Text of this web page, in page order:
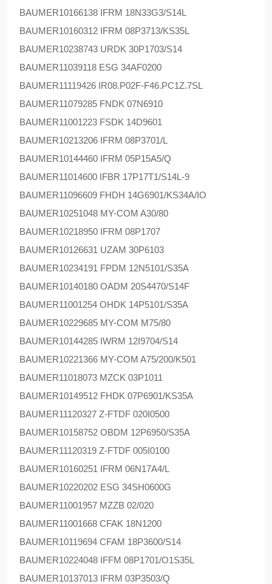
BAUMER10166138 IFRM 18N33G3/S14L
BAUMER10160312 IFRM 08P3713/KS35L
BAUMER10238743 URDK 30P1703/S14
BAUMER11039118 ESG 34AF0200
BAUMER11119426 IR08.P02F-F46.PC1Z.7SL
BAUMER11079285 FNDK 07N6910
BAUMER11001223 FSDK 14D9601
BAUMER10213206 IFRM 08P3701/L
BAUMER10144460 IFRM 05P15A5/Q
BAUMER11014600 IFBR 17P17T1/S14L-9
BAUMER11096609 FHDH 14G6901/KS34A/IO
BAUMER10251048 MY-COM A30/80
BAUMER10218950 IFRM 08P1707
BAUMER10126631 UZAM 30P6103
BAUMER10234191 FPDM 12N5101/S35A
BAUMER10140180 OADM 20S4470/S14F
BAUMER11001254 OHDK 14P5101/S35A
BAUMER10229685 MY-COM M75/80
BAUMER10144285 IWRM 12I9704/S14
BAUMER10221366 MY-COM A75/200/K501
BAUMER11018073 MZCK 03P1011
BAUMER10149512 FHDK 07P6901/KS35A
BAUMER11120327 Z-FTDF 020I0500
BAUMER10158752 OBDM 12P6950/S35A
BAUMER11120319 Z-FTDF 005I0100
BAUMER10160251 IFRM 06N17A4/L
BAUMER10220202 ESG 34SH0600G
BAUMER11001957 MZZB 02/020
BAUMER11001668 CFAK 18N1200
BAUMER10119694 CFAM 18P3600/S14
BAUMER10224048 IFFM 08P1701/O1S35L
BAUMER10137013 IFRM 03P3503/Q